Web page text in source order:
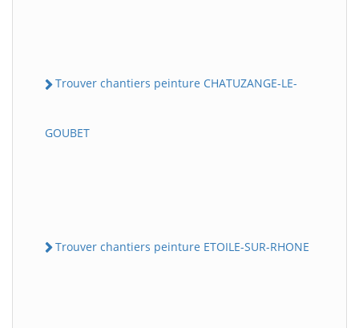
Trouver chantiers peinture CHATUZANGE-LE-
GOUBET
Trouver chantiers peinture ETOILE-SUR-RHONE